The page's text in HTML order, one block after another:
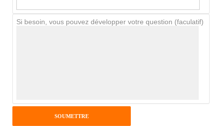
Si besoin, vous pouvez développer votre question (faculatif)